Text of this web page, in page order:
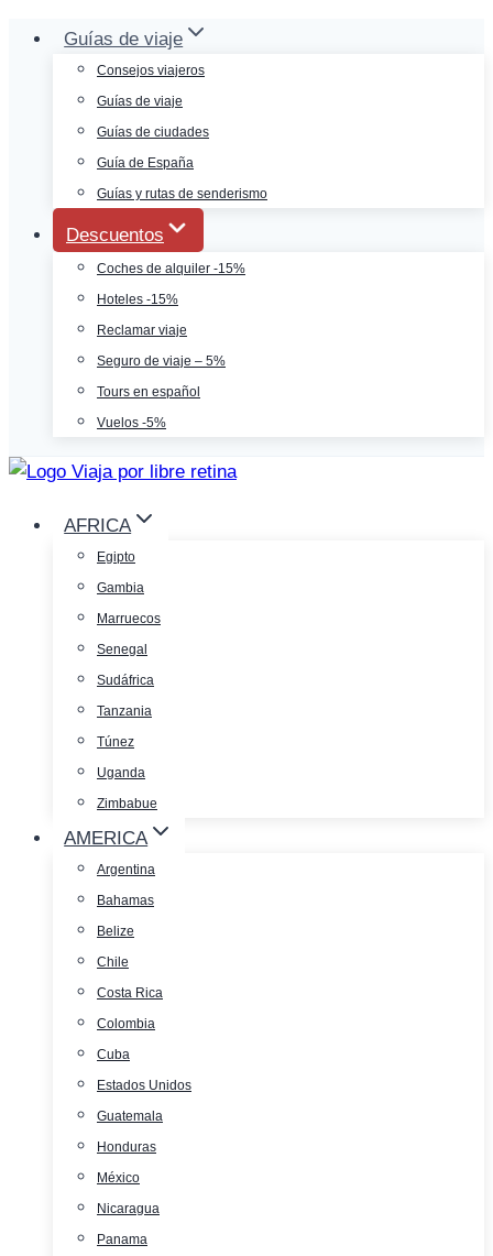
Saltar
contenido
Guías de viaje
Consejos viajeros
Guías de viaje
Guías de ciudades
Guía de España
Guías y rutas de senderismo
Descuentos
Coches de alquiler -15%
Hoteles -15%
Reclamar viaje
Seguro de viaje – 5%
Tours en español
Vuelos -5%
AFRICA
Egipto
Gambia
Marruecos
Senegal
Sudáfrica
Tanzania
Túnez
Uganda
Zimbabue
AMERICA
Argentina
Bahamas
Belize
Chile
Costa Rica
Colombia
Cuba
Estados Unidos
Guatemala
Honduras
México
Nicaragua
Panama